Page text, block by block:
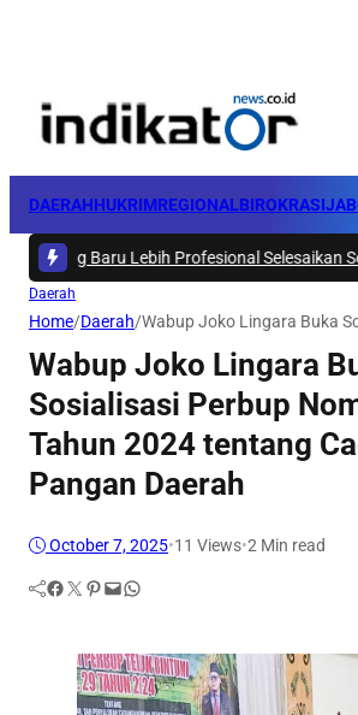
DAERAHHUKRIMREGIONALBIROKRASI
Baru Lebih Profesional Selesaikan Sengketa
Daerah
Home/Daerah/Wabup Joko Lingara Buka
Wabup Joko Lingara
Sosialisasi Perbup
Tahun 2024 tentang
Pangan Daerah
October 7, 2025•11 Views•2 Min read
Facebook Twitter Pinterest Mail WhatsApp